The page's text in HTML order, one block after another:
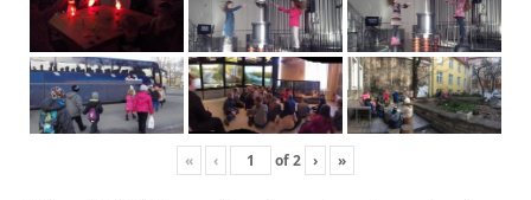
« ‹ of2 › »